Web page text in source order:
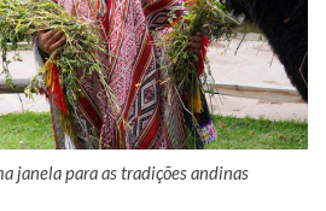
janela para as tradições andinas